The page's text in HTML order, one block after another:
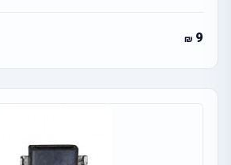
9